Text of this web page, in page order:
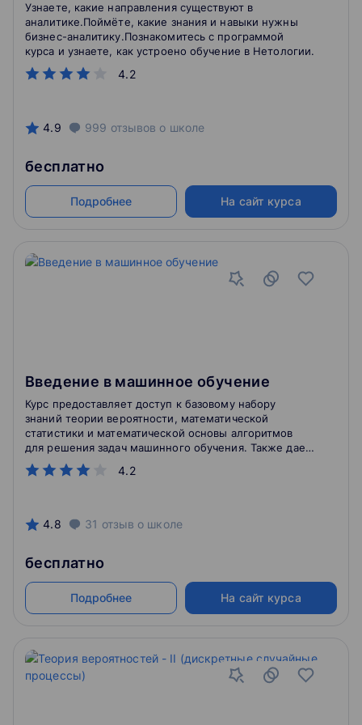
4.2
Узнаете, какие направления существуют в
аналитике.Поймёте, какие знания и навыки нужны
бизнес-аналитику.Познакомитесь с программой
курса и узнаете, как устроено обучение в Нетологии.
4.9 999 отзывов о школе
бесплатно
Подробнее На сайт курса
Введение в машинное обучение
4.2
Курс предоставляет доступ к базовому набору
знаний теории вероятности, математической
статистики и математической основы алгоритмов
для решения задач машинного обучения. Также дает
практические навыки анализа данных и создания
моделей машинного обучения на языке
4.8 31 отзыв о школе
бесплатно
Подробнее На сайт курса